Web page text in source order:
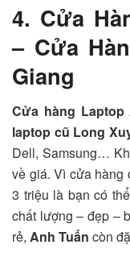
4. Cửa
– Cửa
Giang
Cửa hàng Laptop
laptop cũ Long
Dell, Samsung…
về giá. Vì cửa hàng
3 triệu là bạn có
chất lượng – đẹp –
rẻ, Anh Tuấn còn